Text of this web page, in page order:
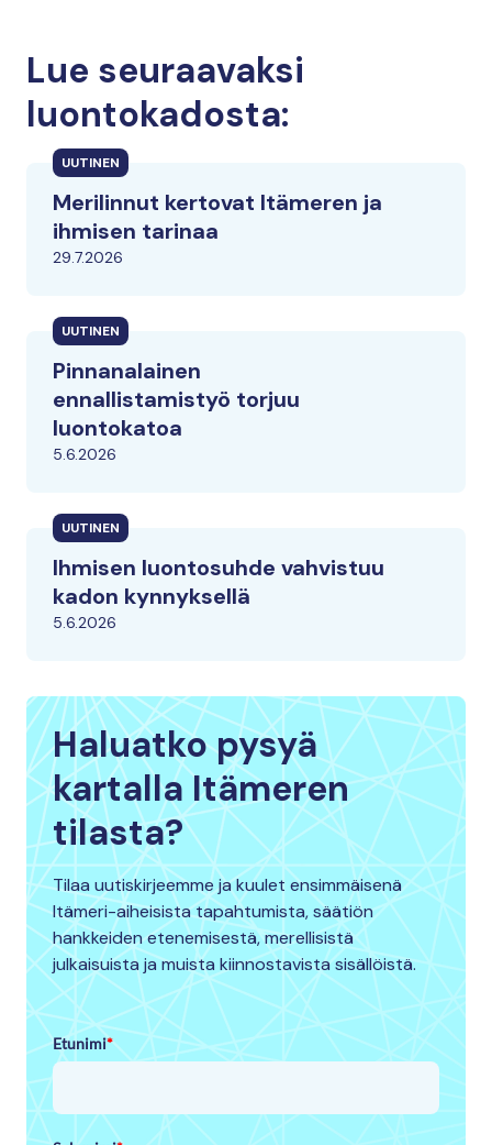
Lue seuraavaksi
luontokadosta:
UUTINEN
Merilinnut kertovat Itämeren ja
ihmisen tarinaa
29.7.2026
UUTINEN
Pinnanalainen
ennallistamistyö torjuu
luontokatoa
5.6.2026
UUTINEN
Ihmisen luontosuhde vahvistuu
kadon kynnyksellä
5.6.2026
Haluatko pysyä
kartalla Itämeren
tilasta?
Tilaa uutiskirjeemme ja kuulet ensimmäisenä
Itämeri-aiheisista tapahtumista, säätiön
hankkeiden etenemisestä, merellisistä
julkaisuista ja muista kiinnostavista sisällöistä.
Etunimi*